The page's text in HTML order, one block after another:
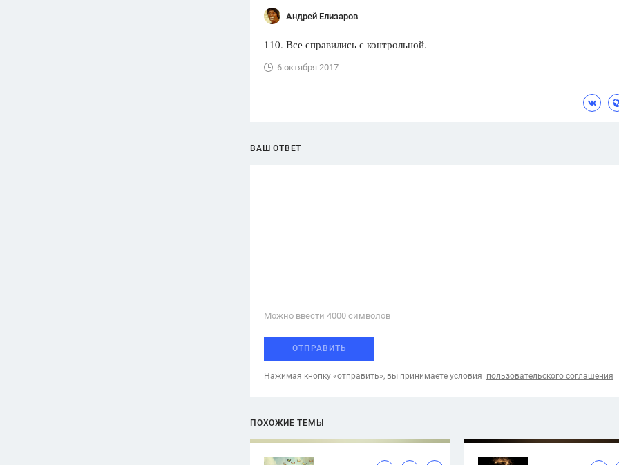
Spotlight
1551 ответАндрей Елизаров
110. Все справились с контрольной.
6 октября 2017
ВАШ ОТВЕТ
Можно ввести 4000 cимволов
ОТПРАВИТЬ
Нажимая кнопку «отправить», вы принимаете условия пользовательского соглашения
ПОХОЖИЕ ТЕМЫ